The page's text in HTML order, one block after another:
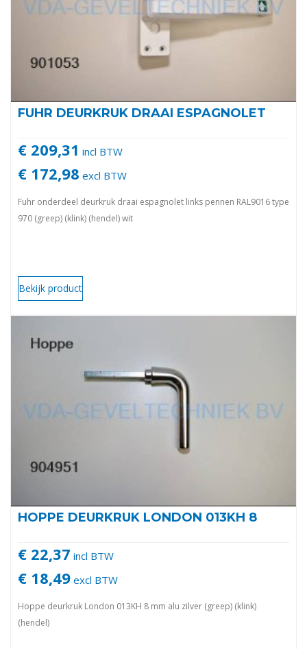
FUHR DEURKRUK DRAAI ESPAGNOLET
€ 209,31 incl BTW
€ 172,98 excl BTW
Fuhr onderdeel deurkruk draai espagnolet links pennen RAL9016 type
970 (greep) (klink) (hendel) wit
Bekijk product
HOPPE DEURKRUK LONDON 013KH 8
€ 22,37 incl BTW
€ 18,49 excl BTW
Hoppe deurkruk London 013KH 8 mm alu zilver (greep) (klink)
(hendel)